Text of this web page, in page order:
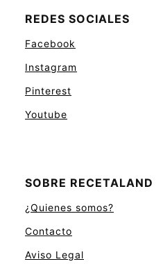
REDES SOCIALES
Facebook
Instagram
Pinterest
Youtube
SOBRE RECETALAND
¿Quienes somos?
Contacto
Aviso Legal